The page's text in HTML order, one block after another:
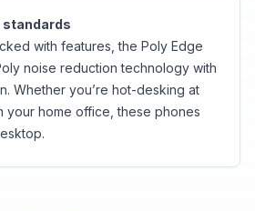
standards
with features, the Poly Edge
noise reduction technology with
Whether you’re hot-desking at
your home office, these phones